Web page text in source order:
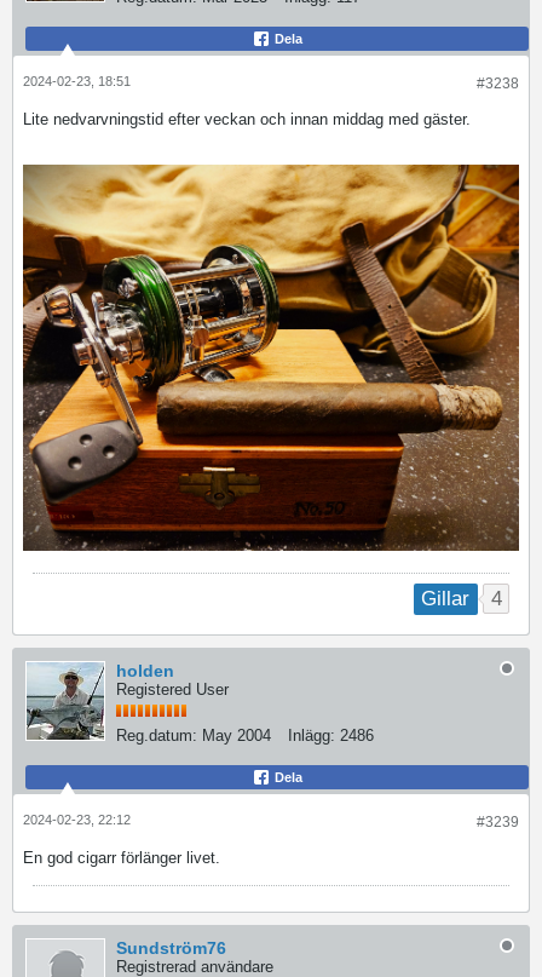
Dela
#3238
2024-02-23, 18:51
Lite nedvarvningstid efter veckan och innan middag med gäster.
Gillar 4
holden
Registered User
Reg.datum: May 2004 Inlägg: 2486
Dela
#3239
2024-02-23, 22:12
En god cigarr förlänger livet.
Sundström76
Registrerad användare